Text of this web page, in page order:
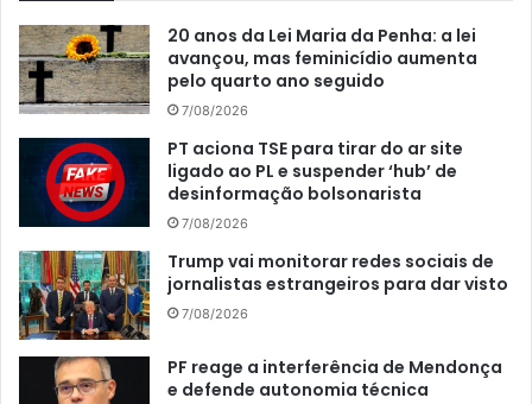
20 anos da Lei Maria da Penha: a lei
avançou, mas feminicídio aumenta
pelo quarto ano seguido
7/08/2026
PT aciona TSE para tirar do ar site
ligado ao PL e suspender ‘hub’ de
desinformação bolsonarista
7/08/2026
Trump vai monitorar redes sociais de
jornalistas estrangeiros para dar visto
7/08/2026
PF reage a interferência de Mendonça
e defende autonomia técnica